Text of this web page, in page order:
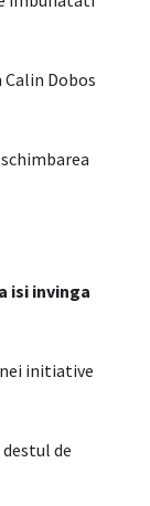
Dobos
isi invinga
initiative
de